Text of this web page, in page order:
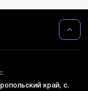
край, с.